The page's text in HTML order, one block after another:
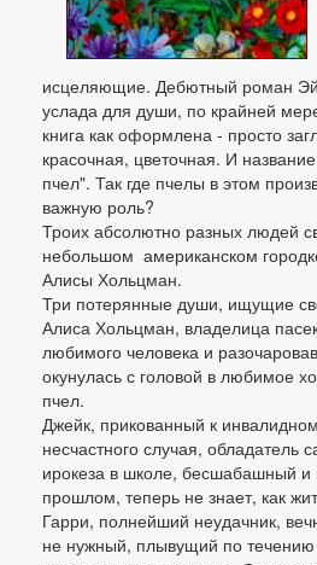
исцеляющие. Дебютный роман
услада для души, по крайней
книга как оформлена - просто
красочная, цветочная. И
пчел". Так где пчелы в этом
важную роль?
Троих абсолютно разных людей
небольшом американском
Алисы Хольцман.
Три потерянные души, ищущие
Алиса Хольцман, владелица
любимого человека и
окунулась с головой в любимое
пчел.
Джейк, прикованный к
несчастного случая, обладатель
ирокеза в школе, бесшабашный
прошлом, теперь не знает, как
Гарри, полнейший неудачник,
не нужный, плывущий по